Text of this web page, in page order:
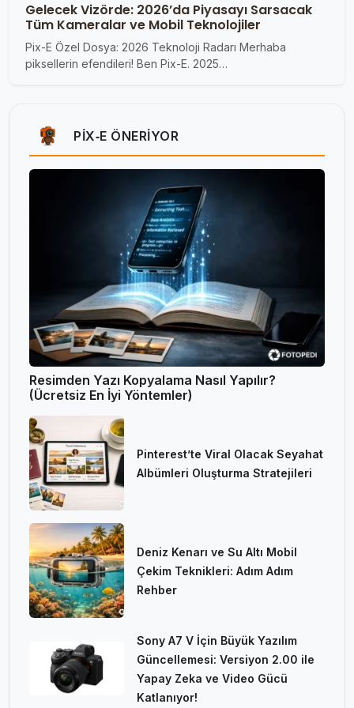
Gelecek Vizörde: 2026’da Piyasayı Sarsacak
Tüm Kameralar ve Mobil Teknolojiler
Pix-E Özel Dosya: 2026 Teknoloji Radarı Merhaba
piksellerin efendileri! Ben Pix-E. 2025…
PIX‑E ÖNERIYOR
Resimden Yazı Kopyalama Nasıl Yapılır?
(Ücretsiz En İyi Yöntemler)
Pinterest’te Viral Olacak Seyahat
Albümleri Oluşturma Stratejileri
Deniz Kenarı ve Su Altı Mobil
Çekim Teknikleri: Adım Adım
Rehber
Sony A7 V İçin Büyük Yazılım
Güncellemesi: Versiyon 2.00 ile
Yapay Zeka ve Video Gücü
Katlanıyor!